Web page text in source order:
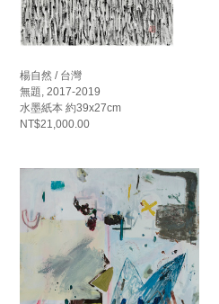
楊自然 / 台灣
無題, 2017-2019
水墨紙本 約39x27cm
NT$21,000.00